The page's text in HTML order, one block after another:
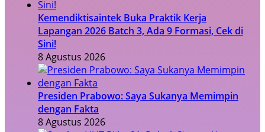
Kemendiktisaintek Buka Praktik Kerja
Lapangan 2026 Batch 3, Ada 9 Formasi, Cek di
Sini!
8 Agustus 2026
Presiden Prabowo: Saya Sukanya Memimpin
dengan Fakta
8 Agustus 2026